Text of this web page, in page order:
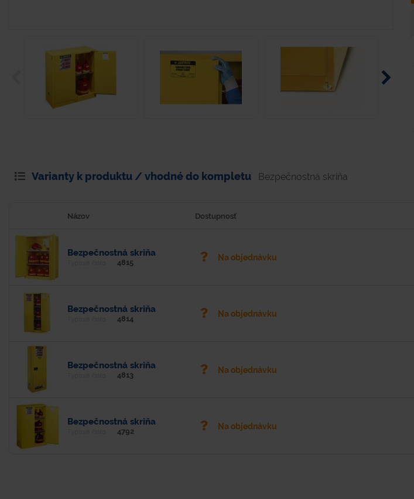
Varianty k produktu / vhodné do kompletu Bezpečnostná skriňa
Názov Dostupnosť
Bezpečnostná skriňa
4815
Na objednávku
Bezpečnostná skriňa
4814
Na objednávku
Bezpečnostná skriňa
4813
Na objednávku
Bezpečnostná skriňa
4792
Na objednávku